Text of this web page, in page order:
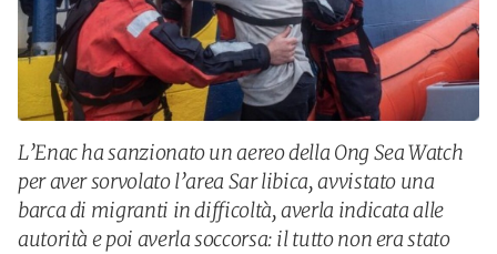
L’Enac ha sanzionato un aereo della Ong Sea Watch
per aver sorvolato l’area Sar libica, avvistato una
barca di migranti in difficoltà, averla indicata alle
autorità e poi averla soccorsa: il tutto non era stato